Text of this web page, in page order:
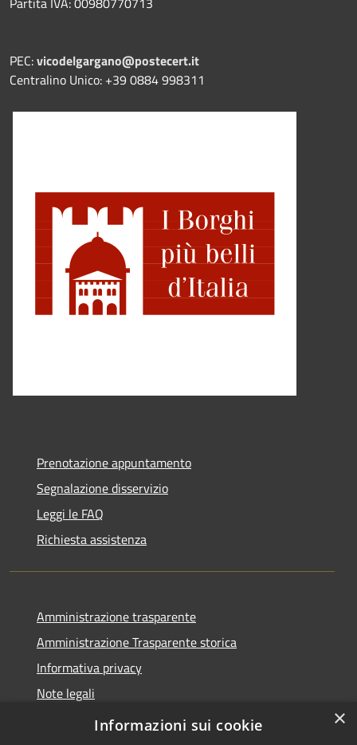
PEC:vicodelgargano@postecert.it
Centralino Unico: +39 0884 998311
Prenotazione appuntamento
Segnalazione disservizio
Leggi le FAQ
Richiesta assistenza
Amministrazione trasparente
Amministrazione Trasparente storica
Informativa privacy
Note legali
Dichiarazione di accessibilità
×
Informazioni sui cookie